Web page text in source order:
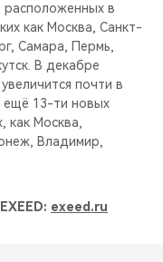
расположенных в
как Москва, Санкт-
Самара, Пермь,
В декабре
почти в
ещё 13-ти новых
как Москва,
Владимир,
exeed.ru